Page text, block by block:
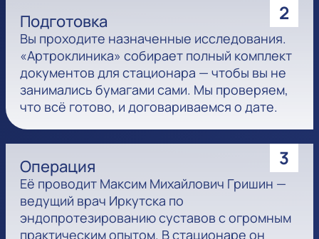
2
Подготовка
Вы проходите назначенные исследования.
«Артроклиника» собирает полный комплект
документов для стационара — чтобы вы не
занимались бумагами сами. Мы проверяем,
что всё готово, и договариваемся о дате.
3
Операция
Её проводит Максим Михайлович Гришин —
ведущий врач Иркутска по
эндопротезированию суставов с огромным
практическим опытом. В стационаре он